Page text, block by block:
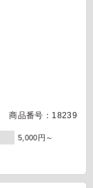
商品番号：18239
5,000円～